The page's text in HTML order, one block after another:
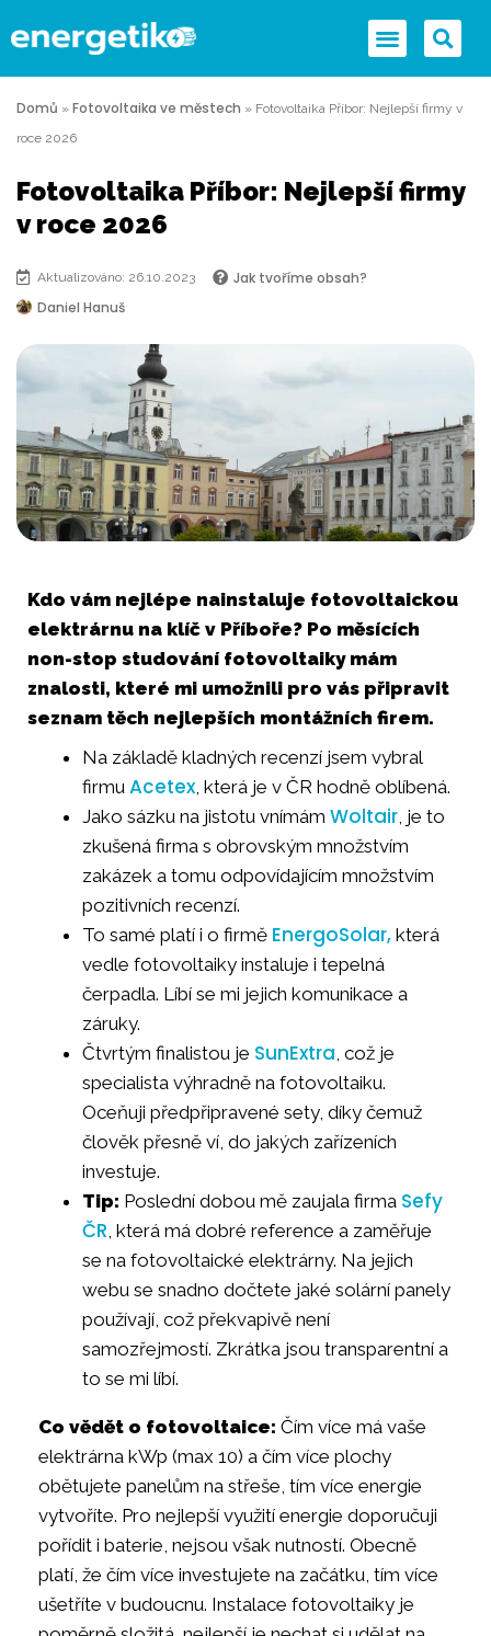
Domů » Fotovoltaika ve městech » Fotovoltaika Příbor: Nejlepší firmy v
roce 2026
Fotovoltaika Příbor: Nejlepší firmy
v roce 2026
Aktualizováno: 26.10.2023
Jak tvoříme obsah?
Daniel Hanuš
Kdo vám nejlépe nainstaluje fotovoltaickou
elektrárnu na klíč v Příboře? Po měsících
non-stop studování fotovoltaiky mám
znalosti, které mi umožnili pro vás připravit
seznam těch nejlepších montážních firem.
Na základě kladných recenzí jsem vybral
firmu Acetex, která je v ČR hodně oblíbená.
Jako sázku na jistotu vnímám Woltair, je to
zkušená firma s obrovským množstvím
zakázek a tomu odpovídajícím množstvím
pozitivních recenzí.
To samé platí i o firmě EnergoSolar, která
vedle fotovoltaiky instaluje i tepelná
čerpadla. Líbí se mi jejich komunikace a
záruky.
Čtvrtým finalistou je SunExtra, což je
specialista výhradně na fotovoltaiku.
Oceňuji předpřipravené sety, díky čemuž
člověk přesně ví, do jakých zařízeních
investuje.
Tip: Poslední dobou mě zaujala firma Sefy
ČR, která má dobré reference a zaměřuje
se na fotovoltaické elektrárny. Na jejich
webu se snadno dočtete jaké solární panely
používají, což překvapivě není
samozřejmostí. Zkrátka jsou transparentní a
to se mi líbí.
Co vědět o fotovoltaice: Čím více má vaše
elektrárna kWp (max 10) a čím více plochy
obětujete panelům na střeše, tím více energie
vytvoříte. Pro nejlepší využití energie doporučuji
pořídit i baterie, nejsou však nutností. Obecně
platí, že čím více investujete na začátku, tím více
ušetříte v budoucnu. Instalace fotovoltaiky je